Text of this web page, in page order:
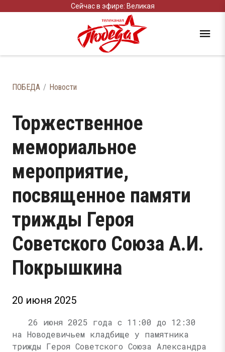
Сейчас в эфире: Великая
ПОБЕДА Новости
Торжественное
мемориальное
мероприятие,
посвященное памяти
трижды Героя
Советского Союза А.И.
Покрышкина
20 июня 2025
26 июня 2025 года с 11:00 до 12:30
на Новодевичьем кладбище у памятника
трижды Героя Советского Союза Александра